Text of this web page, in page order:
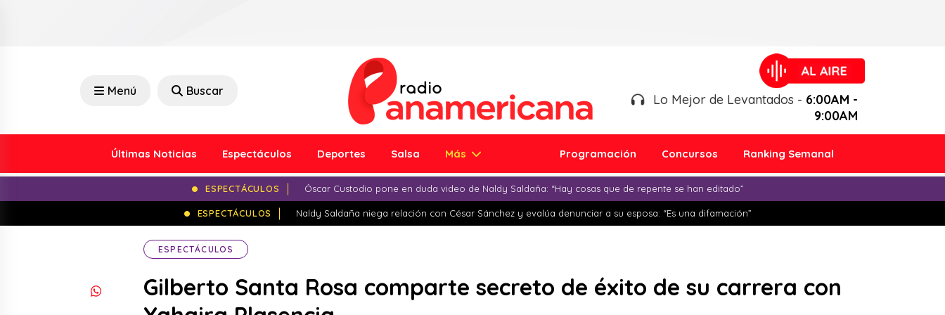
Menú Buscar
Lo Mejor de Levantados - 6:00AM -
9:00AM
Últimas Noticias Espectáculos Deportes Salsa Más Programación Concursos Ranking Semanal
ESPECTÁCULOS Óscar Custodio pone en duda video de Naldy Saldaña: “Hay cosas que de repente se han editado”
ESPECTÁCULOS Naldy Saldaña niega relación con César Sánchez y evalúa denunciar a su esposa: “Es una difamación”
ESPECTÁCULOS
Gilberto Santa Rosa comparte secreto de éxito de su carrera con